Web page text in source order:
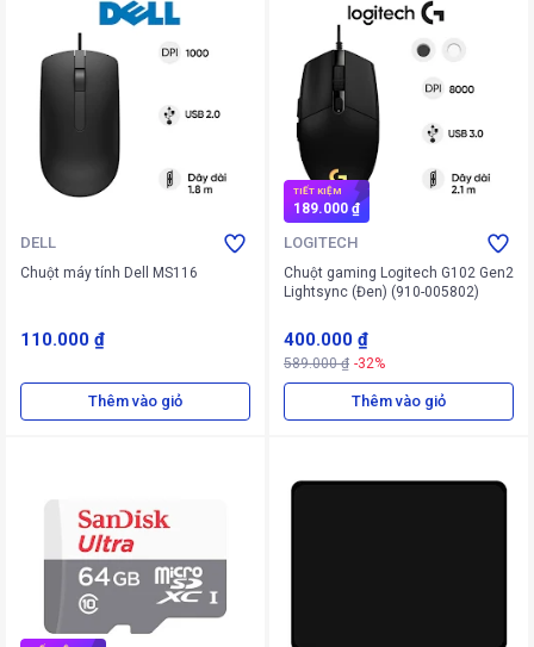
DELL
Chuột máy tính Dell MS116
110.000 ₫
Thêm vào giỏ
TIẾT KIỆM
189.000 ₫
LOGITECH
Chuột gaming Logitech G102 Gen2
Lightsync (Đen) (910-005802)
400.000 ₫
589.000 ₫ -32%
Thêm vào giỏ